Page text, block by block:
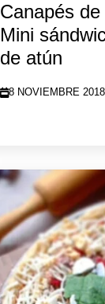
Canapés
Mini
de atún
8 NOVIEMBRE 2018